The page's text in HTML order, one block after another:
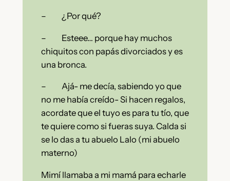
– ¿Por qué?
– Esteee… porque hay muchos
chiquitos con papás divorciados y es
una bronca.
– Ajá- me decía, sabiendo yo que
no me había creído- Si hacen regalos,
acordate que el tuyo es para tu tío, que
te quiere como si fueras suya. Calda si
se lo das a tu abuelo Lalo (mi abuelo
materno)
Mimí llamaba a mi mamá para echarle